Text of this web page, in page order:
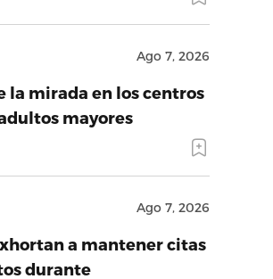
Ago 7, 2026
la mirada en los centros
mayores
Ago 7, 2026
a mantener citas
durante